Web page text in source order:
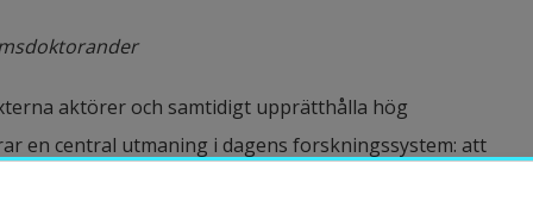
aktörer och samtidigt upprätthålla hög
en central utmaning i dagens forskningssystem: att
genom samproduktion.
Högskolan